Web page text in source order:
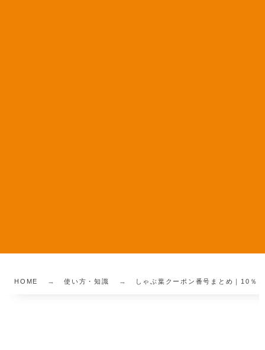
HOME 使い方・知識 しゃぶ葉クーポン番号まとめ｜10％